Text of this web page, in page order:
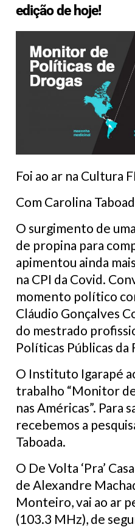
edição de hoje!
Foi ao ar na Cultura
Com Carolina
O surgimento de
de propina para
apimentou ainda
na CPI da Covid.
momento político
Cláudio Gonçalves
do mestrado
Políticas Públicas da
O Instituto Igarapé
trabalho “Monitor
nas Américas”. Para
recebemos a
Taboada.
O De Volta ‘Pra’
de Alexandre
Monteiro, vai ao ar
(103.3 MHz), de